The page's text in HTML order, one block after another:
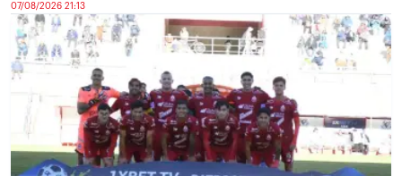
07/08/2026 21:13